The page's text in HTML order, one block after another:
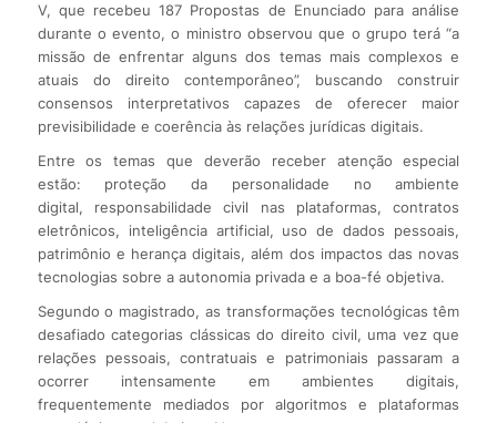
V, que recebeu 187 Propostas de Enunciado para análise
durante o evento, o ministro observou que o grupo terá “a
missão de enfrentar alguns dos temas mais complexos e
atuais do direito contemporâneo”, buscando construir
consensos interpretativos capazes de oferecer maior
previsibilidade e coerência às relações jurídicas digitais.
Entre os temas que deverão receber atenção especial
estão: proteção da personalidade no ambiente
digital, responsabilidade civil nas plataformas, contratos
eletrônicos, inteligência artificial, uso de dados pessoais,
patrimônio e herança digitais, além dos impactos das novas
tecnologias sobre a autonomia privada e a boa-fé objetiva.
Segundo o magistrado, as transformações tecnológicas têm
desafiado categorias clássicas do direito civil, uma vez que
relações pessoais, contratuais e patrimoniais passaram a
ocorrer intensamente em ambientes digitais,
frequentemente mediados por algoritmos e plataformas